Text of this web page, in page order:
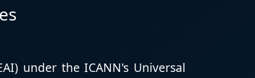
under the ICANN's Universal